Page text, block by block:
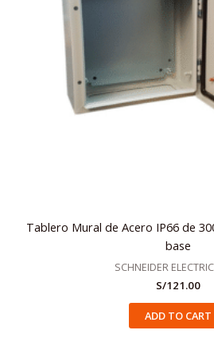
Tablero Mural de Acero IP66 de
base
SCHNEIDER
S/121.00
ADD TO CART